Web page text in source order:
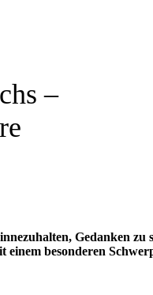
–
Gedanken zu
einem besonderen